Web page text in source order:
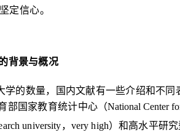
定信心。
背景与概况
学的数量，国内文献有一些介绍和不
部国家教育统计中心（National Center
university， very high）和高水平研